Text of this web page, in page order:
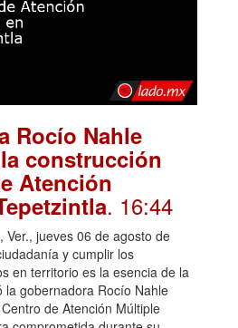
Rocío Nahle
construcción
Atención
. 16:44
Ver., jueves 06 de agosto de
y cumplir los
en territorio es la esencia de la
la gobernadora Rocío Nahle
de Atención Múltiple